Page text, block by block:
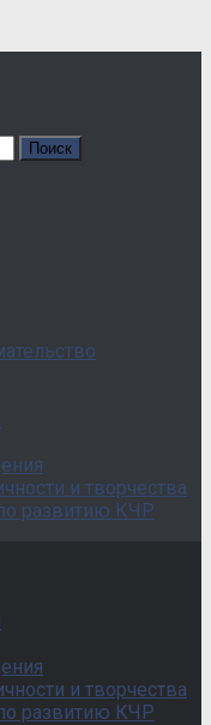
и творчества
развитию КЧР
и творчества
развитию КЧР